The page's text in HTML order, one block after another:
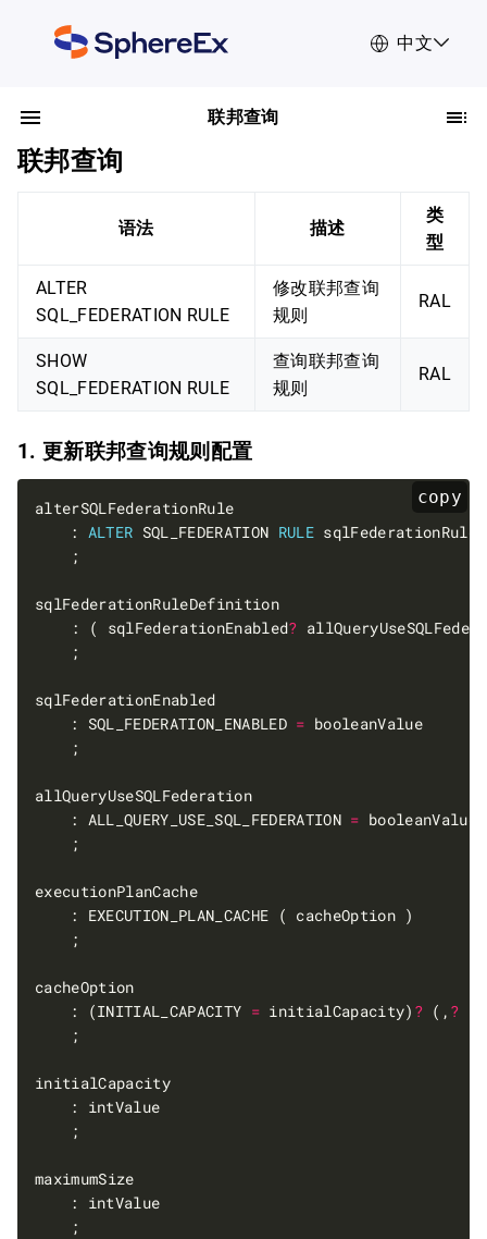
中文
联邦查询
联邦查询
语法 描述
类
型
ALTER
SQL_FEDERATION RULE
修改联邦查询
规则
RAL
SHOW
SQL_FEDERATION RULE
查询联邦查询
规则
RAL
1. 更新联邦查询规则配置
copy
	:
ALTER SQL_FEDERATION RULE
sqlFederationRuleDefinition
    : ( sqlFederationEnabled
?
	: SQL_FEDERATION_ENABLED
=
booleanValue
allQueryUseSQLFederation
	: ALL_QUERY_USE_SQL_FEDERATION
=
executionPlanCache
	: (INITIAL_CAPACITY
= initialCapacity) ? (, ?
initialCapacity